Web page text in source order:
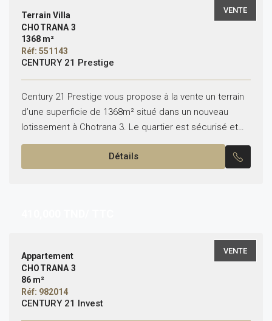
VENTE
Terrain Villa
CHOTRANA 3
1368 m²
Réf: 551143
CENTURY 21 Prestige
Century 21 Prestige vous propose à la vente un terrain
d’une superficie de 1368m² situé dans un nouveau
lotissement à Chotrana 3. Le quartier est sécurisé et
situé dans une impasse, loin...
Détails
VENTE
Appartement
CHOTRANA 3
86 m²
Réf: 982014
CENTURY 21 Invest